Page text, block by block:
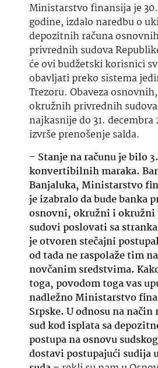
Ministarstvo finansija je 30.
godine, izdalo naredbu o
depozitnih računa
privrednih sudova
će ovi budžetski korisnici
obavljati preko sistema
Trezoru. Obaveza
okružnih privrednih
najkasnije do 31. decembra
izvrše prenošenje salda.
– Stanje na računu je bilo
konvertibilnih maraka.
Banjaluka, Ministarstvo
je izabralo da bude banka
osnovni, okružni i
sudovi poslovati sa
je otvoren stečajni
od tada ne raspolaže tim
novčanim sredstvima.
toga, povodom toga vas
nadležno Ministarstvo
Srpske. U odnosu na način
sud kod isplata sa
postupa na osnovu
dostavi postupajući sudija